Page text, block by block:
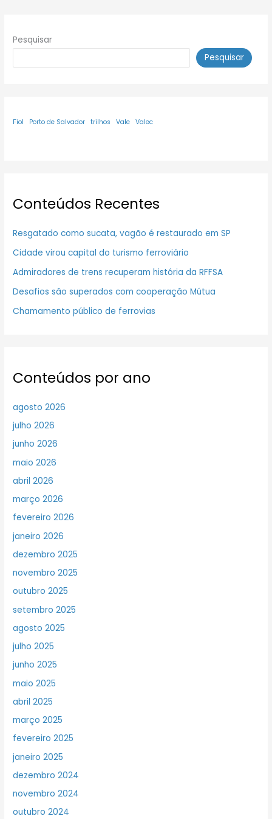
Pesquisar
Pesquisar
Fiol Porto de Salvador trilhos Vale Valec
Conteúdos Recentes
Resgatado como sucata, vagão é restaurado em SP
Cidade virou capital do turismo ferroviário
Admiradores de trens recuperam história da RFFSA
Desafios são superados com cooperação Mútua
Chamamento público de ferrovias
Conteúdos por ano
agosto 2026
julho 2026
junho 2026
maio 2026
abril 2026
março 2026
fevereiro 2026
janeiro 2026
dezembro 2025
novembro 2025
outubro 2025
setembro 2025
agosto 2025
julho 2025
junho 2025
maio 2025
abril 2025
março 2025
fevereiro 2025
janeiro 2025
dezembro 2024
novembro 2024
outubro 2024